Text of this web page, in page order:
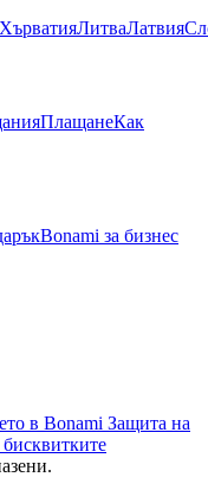
ХърватияЛитваЛатвия
ПлащанеКак
Bonami за бизнес
в Bonami Защита на